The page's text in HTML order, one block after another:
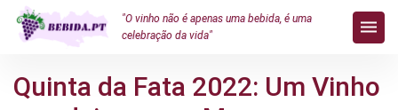
"O vinho não é apenas uma bebida, é uma
celebração da vida"
Quinta da Fata 2022: Um Vinho